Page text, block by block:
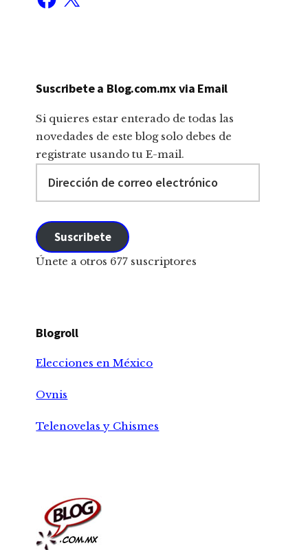
Suscribete a Blog.com.mx via Email
Si quieres estar enterado de todas las
novedades de este blog solo debes de
registrate usando tu E-mail.
electrónico
Suscribete
Únete a otros 677 suscriptores
Blogroll
Elecciones en México
Ovnis
Telenovelas y Chismes